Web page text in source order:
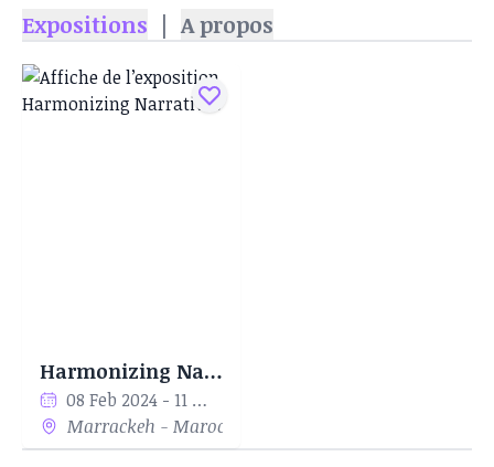
sont souvent pas racontées. Les formes
photographie et les collages mixtes, et le thème
sous-jacent de toutes ses œuvres est
Expositions | A propos
Harmonizing Narratives
08 Feb 2024 - 11 Mar 2024
Marrackeh - Maroc